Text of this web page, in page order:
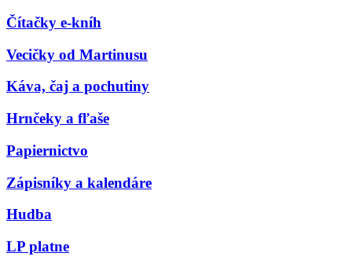
Čítačky e-kníh
Vecičky od Martinusu
Káva, čaj a pochutiny
Hrnčeky a fľaše
Papiernictvo
Zápisníky a kalendáre
Hudba
LP platne